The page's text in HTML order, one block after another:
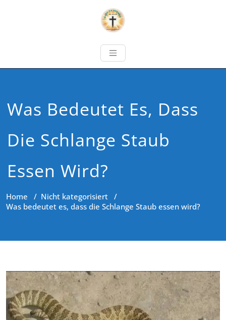
Was Bedeutet Es, Dass
Die Schlange Staub
Essen Wird?
Home / Nicht kategorisiert /
Was bedeutet es, dass die Schlange Staub essen wird?